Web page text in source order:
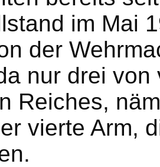
im Mai
der
nur drei
Reiches,
vierte Arm,